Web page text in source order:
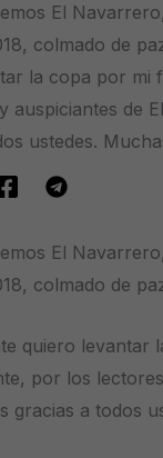
El
colmado de
la copa por mi
auspiciantes de
ustedes.
El
colmado de
quiero levantar
por los
gracias a todos